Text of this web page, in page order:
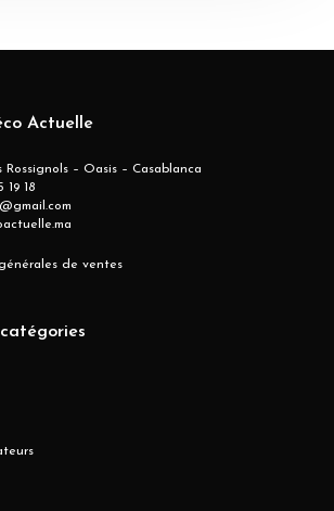
Actuelle
Rossignols – Oasis – Casablanca
18
de ventes